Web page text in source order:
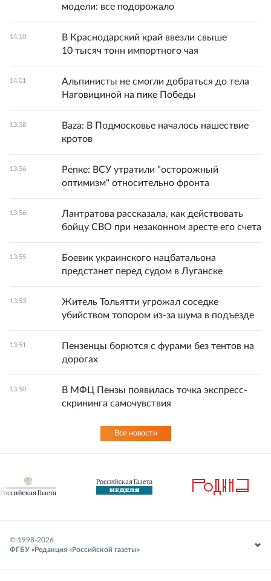
модели: все подорожало
14:10
В Краснодарский край ввезли свыше
10 тысяч тонн импортного чая
14:01
Альпинисты не смогли добраться до тела
Наговициной на пике Победы
13:58
Baza: В Подмосковье началось нашествие
кротов
13:56
Репке: ВСУ утратили "осторожный
оптимизм" относительно фронта
13:56
Лантратова рассказала, как действовать
бойцу СВО при незаконном аресте его счета
13:55
Боевик украинского нацбатальона
предстанет перед судом в Луганске
13:53
Житель Тольятти угрожал соседке
убийством топором из-за шума в подъезде
13:51
Пензенцы борются с фурами без тентов на
дорогах
13:50
В МФЦ Пензы появилась точка экспресс-
скрининга самочувствия
Все новости
© 1998-2026
ФГБУ «Редакция «Российской газеты»